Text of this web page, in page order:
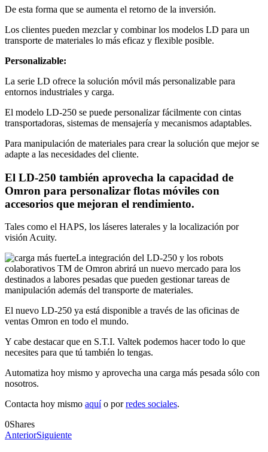
De esta forma que se aumenta el retorno de la inversión.
Los clientes pueden mezclar y combinar los modelos LD para un
transporte de materiales lo más eficaz y flexible posible.
Personalizable:
La serie LD ofrece la solución móvil más personalizable para
entornos industriales y carga.
El modelo LD-250 se puede personalizar fácilmente con cintas
transportadoras, sistemas de mensajería y mecanismos adaptables.
Para manipulación de materiales para crear la solución que mejor se
adapte a las necesidades del cliente.
El LD-250 también aprovecha la capacidad de
Omron para personalizar flotas móviles con
accesorios que mejoran el rendimiento.
Tales como el HAPS, los láseres laterales y la localización por
visión Acuity.
La integración del LD-250 y los robots
colaborativos TM de Omron abrirá un nuevo mercado para los
destinados a labores pesadas que pueden gestionar tareas de
manipulación además del transporte de materiales.
El nuevo LD-250 ya está disponible a través de las oficinas de
ventas Omron en todo el mundo.
Y cabe destacar que en S.T.I. Valtek podemos hacer todo lo que
necesites para que tú también lo tengas.
Automatiza hoy mismo y aprovecha una carga más pesada sólo con
nosotros.
Contacta hoy mismo aquío porredes sociales.
0Shares
AnteriorSiguiente